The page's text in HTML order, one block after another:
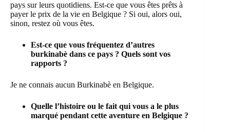
pays sur leurs quotidiens. Est-ce que vous êtes prêts à
payer le prix de la vie en Belgique ? Si oui, alors oui,
sinon, restez où vous êtes.
Est-ce que vous fréquentez d’autres
burkinabè dans ce pays ? Quels sont vos
rapports ?
Je ne connais aucun Burkinabè en Belgique.
Quelle l’histoire ou le fait qui vous a le plus
marqué pendant cette aventure en Belgique ?